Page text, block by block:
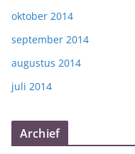
oktober 2014
september 2014
augustus 2014
juli 2014
Archief